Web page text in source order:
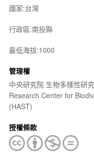
國家:台灣
行政區:南投縣
最低海拔:1000
管理權
中央研究院 生物多樣性研
Research Center for
(HAST)
授權條款